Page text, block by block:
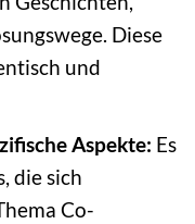
Diese
und
Aspekte: Es
die sich
Co-